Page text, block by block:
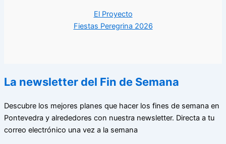
El Proyecto
Fiestas Peregrina 2026
La newsletter del Fin de Semana
Descubre los mejores planes que hacer los fines de semana en
Pontevedra y alrededores con nuestra newsletter. Directa a tu
correo electrónico una vez a la semana